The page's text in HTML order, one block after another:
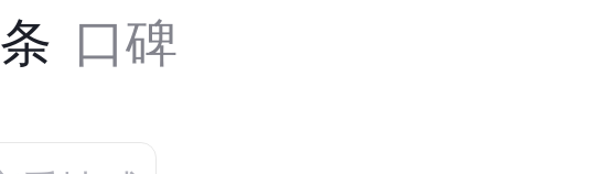
口碑